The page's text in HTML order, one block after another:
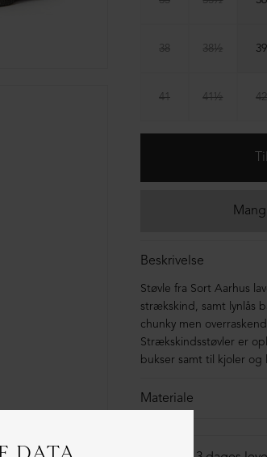
38 38½ 39
41 41½ 42
Beskrivelse
Støvle fra Sort Aarhus
strækskind, samt lynlås
chunky men
Strækskindsstøvler er
bukser samt til kjoler og
Materiale